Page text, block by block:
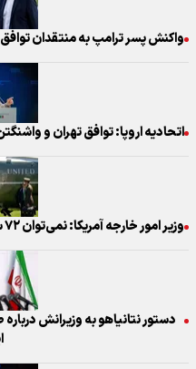
واکنش پسر ترامپ به منتقدان توافق
اتحادیه اروپا: توافق تهران و
وزیر امور خارجه آمریکا: نمی‌توان ۷۲ ساعته به توافق هسته‌ای دست یافت
دستور نتانیاهو به وزیرانش